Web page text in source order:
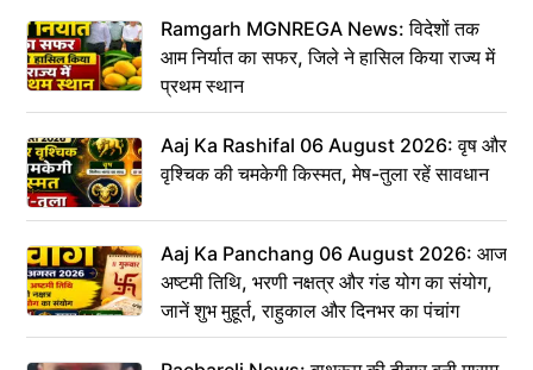
Ramgarh MGNREGA News: विदेशों तक
आम निर्यात का सफर, जिले ने हासिल किया राज्य में
प्रथम स्थान
Aaj Ka Rashifal 06 August 2026: वृष और
वृश्चिक की चमकेगी किस्मत, मेष-तुला रहें सावधान
Aaj Ka Panchang 06 August 2026: आज
अष्टमी तिथि, भरणी नक्षत्र और गंड योग का संयोग,
जानें शुभ मुहूर्त, राहुकाल और दिनभर का पंचांग